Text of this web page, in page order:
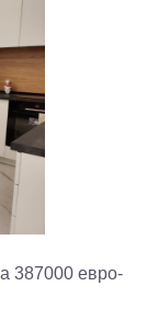
387000 евро-